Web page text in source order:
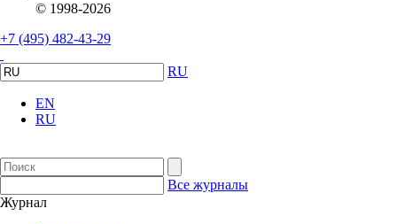
© 1998-2026
+7 (495) 482-43-29
RU
EN
RU
Все журналы
Журнал